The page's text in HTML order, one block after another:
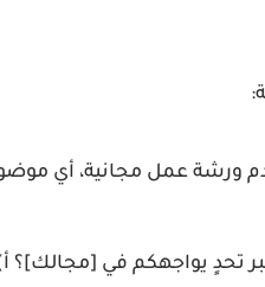
ورشة عمل مجانية، أي
تحدٍ يواجهكم في [مجالك]؟